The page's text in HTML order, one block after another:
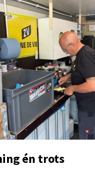
én trots